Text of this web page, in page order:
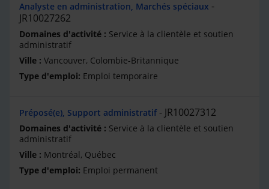
Analyste en administration, Marchés spéciaux
JR10027262
Service à la clientèle et soutien
administratif
Vancouver, Colombie-Britannique
Emploi temporaire
Préposé(e), Support administratif JR10027312
Service à la clientèle et soutien
administratif
Montréal, Québec
Emploi permanent